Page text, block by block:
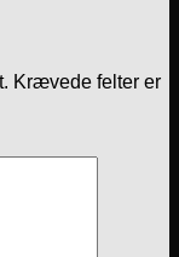
Krævede felter er